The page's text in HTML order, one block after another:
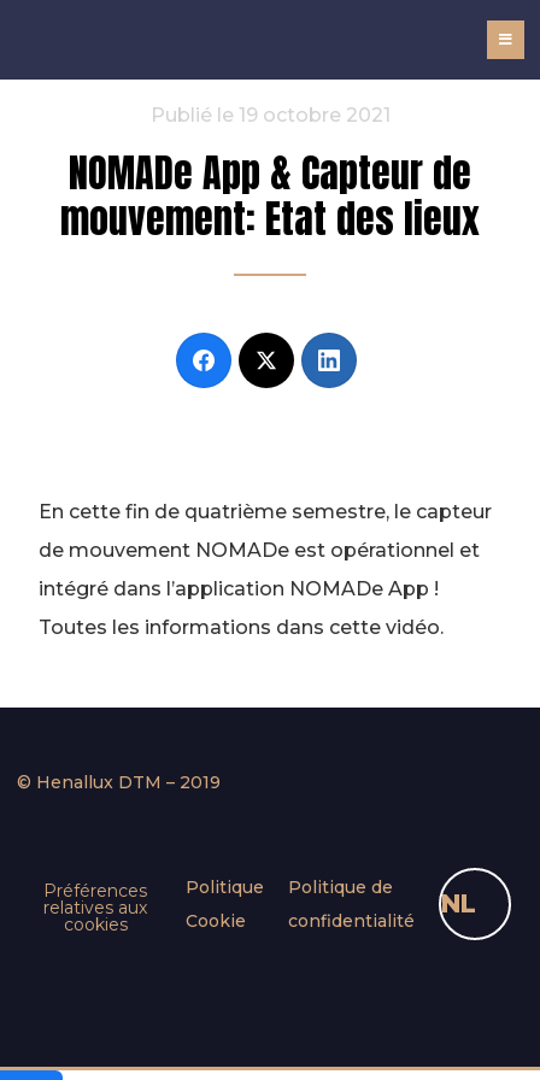
Publié le 19 octobre 2021
NOMADe App & Capteur de
mouvement: Etat des lieux
En cette fin de quatrième semestre, le capteur
de mouvement NOMADe est opérationnel et
intégré dans l’application NOMADe App !
Toutes les informations dans cette vidéo.
© Henallux DTM – 2019
Préférences
relatives aux
cookies
Politique
Cookie
Politique de
confidentialité
NL